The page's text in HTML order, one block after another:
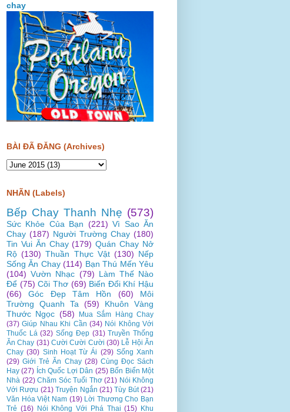
chay
BÀI ĐÃ ĐĂNG (Archives)
NHÃN (Labels)
Bếp Chay Thanh Nhẹ (573)
Sức Khỏe Của Bạn (221) Vì Sao Ăn
Chay (187) Người Trường Chay (180)
Tin Vui Ăn Chay (179) Quán Chay Nở
Rộ (130) Thuần Thực Vật (130) Nếp
Sống Ăn Chay (114) Bạn Thú Mến Yêu
(104) Vườn Nhạc (79) Làm Thế Nào
Để (75) Cõi Thơ (69) Biến Đổi Khí Hậu
(66)
Góc Đẹp Tâm Hồn (60)
Môi
Trường Quanh Ta
(59)
Khuôn Vàng
Thước Ngọc (58)
Mua Sắm Hàng Chay
(37) Giúp Nhau Khi Cần (34) Nói Không Với
Thuốc Lá (32) Sống Đẹp (31) Truyền Thống
Ăn Chay (31) Cười Cười Cười (30) Lễ Hội Ăn
Chay (30) Sinh Hoạt Từ Ái (29) Sống Xanh
(29) Giới Trẻ Ăn Chay (28) Cùng Đọc Sách
Hay (27) Ích Quốc Lợi Dân (25) Bốn Biển Một
Nhà (22) Chăm Sóc Tuổi Thơ (21) Nói Không
Với Rượu (21) Truyện Ngắn (21) Tùy Bút (21)
Văn Hóa Việt Nam (19) Lời Thương Cho Bạn
Trẻ (16) Nói Không Với Phá Thai (15) Khu